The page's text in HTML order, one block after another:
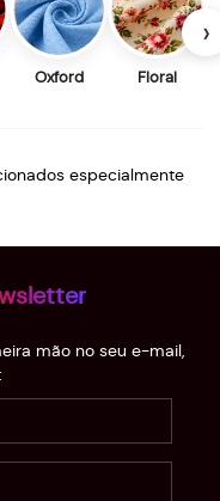
Oxford Floral
›
especialmente
mão no seu e-mail,